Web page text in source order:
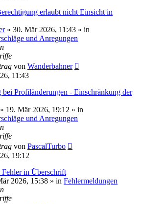
erlaubt nicht Einsicht in
» 30. Mär 2026, 11:43 » in
und Anregungen
von Wanderbahner
11:43
Profiländerungen - Einschränkung der
» 19. Mär 2026, 19:12 » in
und Anregungen
von PascalTurbo
19:12
Fehler in Überschrift
2026, 15:38 » in Fehlermeldungen